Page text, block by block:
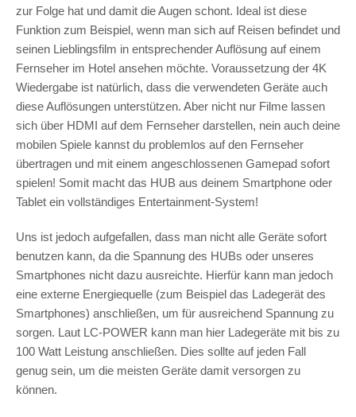
zur Folge hat und damit die Augen schont. Ideal ist diese
Funktion zum Beispiel, wenn man sich auf Reisen befindet und
seinen Lieblingsfilm in entsprechender Auflösung auf einem
Fernseher im Hotel ansehen möchte. Voraussetzung der 4K
Wiedergabe ist natürlich, dass die verwendeten Geräte auch
diese Auflösungen unterstützen. Aber nicht nur Filme lassen
sich über HDMI auf dem Fernseher darstellen, nein auch deine
mobilen Spiele kannst du problemlos auf den Fernseher
übertragen und mit einem angeschlossenen Gamepad sofort
spielen! Somit macht das HUB aus deinem Smartphone oder
Tablet ein vollständiges Entertainment-System!
Uns ist jedoch aufgefallen, dass man nicht alle Geräte sofort
benutzen kann, da die Spannung des HUBs oder unseres
Smartphones nicht dazu ausreichte. Hierfür kann man jedoch
eine externe Energiequelle (zum Beispiel das Ladegerät des
Smartphones) anschließen, um für ausreichend Spannung zu
sorgen. Laut LC-POWER kann man hier Ladegeräte mit bis zu
100 Watt Leistung anschließen. Dies sollte auf jeden Fall
genug sein, um die meisten Geräte damit versorgen zu
können.